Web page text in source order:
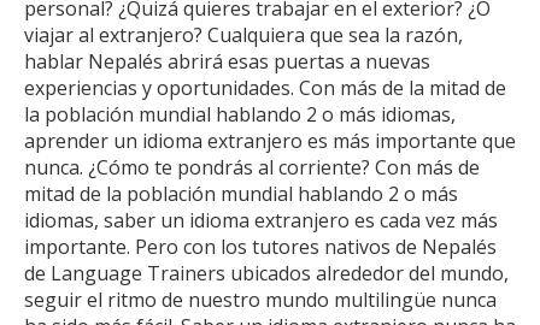
personal? ¿Quizá quieres trabajar en el exterior? ¿O
viajar al extranjero? Cualquiera que sea la razón,
hablar Nepalés abrirá esas puertas a nuevas
experiencias y oportunidades. Con más de la mitad de
la población mundial hablando 2 o más idiomas,
aprender un idioma extranjero es más importante que
nunca. ¿Cómo te pondrás al corriente? Con más de
mitad de la población mundial hablando 2 o más
idiomas, saber un idioma extranjero es cada vez más
importante. Pero con los tutores nativos de Nepalés
de Language Trainers ubicados alrededor del mundo,
seguir el ritmo de nuestro mundo multilingüe nunca